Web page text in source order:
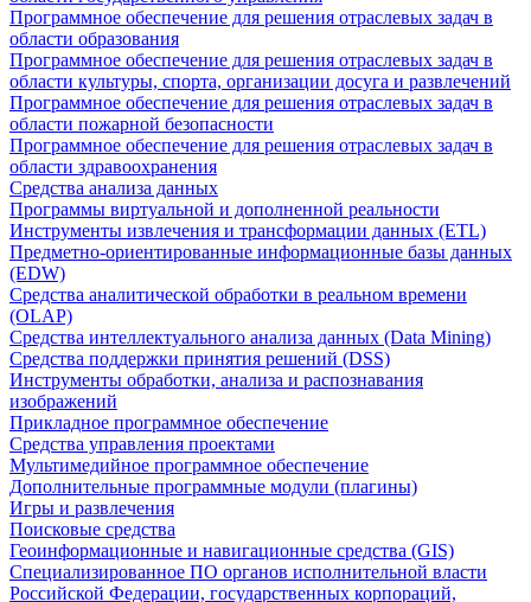
Программное обеспечение для решения отраслевых задач в
области образования
Программное обеспечение для решения отраслевых задач в
области культуры, спорта, организации досуга и развлечений
Программное обеспечение для решения отраслевых задач в
области пожарной безопасности
Программное обеспечение для решения отраслевых задач в
области здравоохранения
Средства анализа данных
Программы виртуальной и дополненной реальности
Инструменты извлечения и трансформации данных (ETL)
Предметно-ориентированные информационные базы данных
(EDW)
Средства аналитической обработки в реальном времени
(OLAP)
Средства интеллектуального анализа данных (Data Mining)
Средства поддержки принятия решений (DSS)
Инструменты обработки, анализа и распознавания
изображений
Прикладное программное обеспечение
Средства управления проектами
Мультимедийное программное обеспечение
Дополнительные программные модули (плагины)
Игры и развлечения
Поисковые средства
Геоинформационные и навигационные средства (GIS)
Специализированное ПО органов исполнительной власти
Российской Федерации, государственных корпораций,